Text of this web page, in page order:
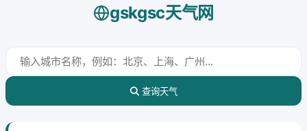
gskgsc天气网
查询天气